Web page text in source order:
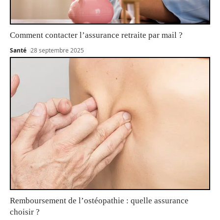
Comment contacter l’assurance retraite par mail ?
Santé 28 septembre 2025
Remboursement de l’ostéopathie : quelle assurance
choisir ?